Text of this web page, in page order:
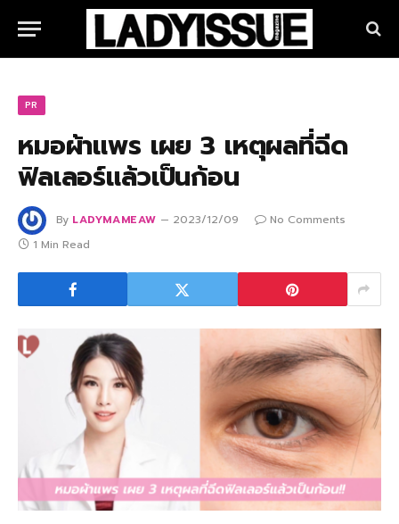
PR
หมอผ้าแพร เผย 3 เหตุผลที่ฉีด
ฟิลเลอร์แล้วเป็นก้อน
By LADYMAMEAW 2023/12/09
No Comments
1 Min Read